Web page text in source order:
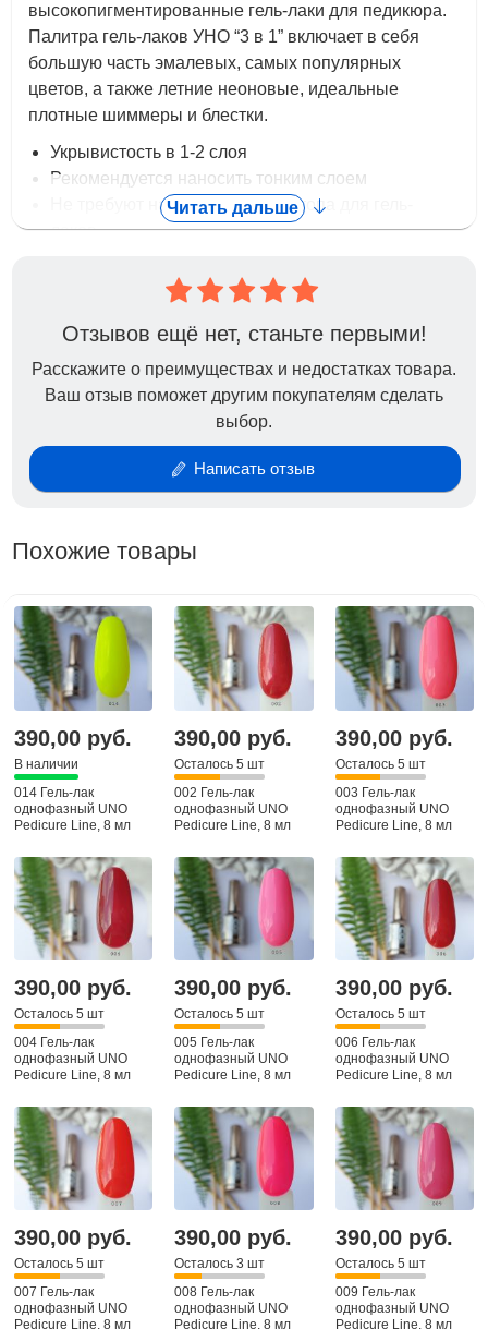
высокопигментированные гель-лаки для педикюра.
Палитра гель-лаков УНО “3 в 1” включает в себя
большую часть эмалевых, самых популярных
цветов, а также летние неоновые, идеальные
плотные шиммеры и блестки.
Укрывистость в 1-2 слоя
Рекомендуется наносить тонким слоем
Не требуют нанесения базы и топа для гель-
лаков
использовать базу)
Значительно экономят время при создании
педикюра
Не имеют липкого слоя
Гель-лаки Uno Pedicure line обладают
повышенным, не тускнеющим глянцем
сколов и трещин
Не дают отслоек и не пачкаются в носке.
1 мин.
Читать дальше
Отзывов ещё нет, станьте первыми!
Расскажите о преимуществах и недостатках товара.
Ваш отзыв поможет другим покупателям сделать
выбор.
Написать отзыв
Похожие товары
390,00 руб.
В наличии
014 Гель-лак
однофазный UNO
Pedicure Line, 8 мл
390,00 руб.
Осталось 5 шт
002 Гель-лак
однофазный UNO
Pedicure Line, 8 мл
390,00 руб.
Осталось 5 шт
003 Гель-лак
однофазный UNO
Pedicure Line, 8 мл
390,00 руб.
Осталось 5 шт
004 Гель-лак
однофазный UNO
Pedicure Line, 8 мл
390,00 руб.
Осталось 5 шт
005 Гель-лак
однофазный UNO
Pedicure Line, 8 мл
390,00 руб.
Осталось 5 шт
006 Гель-лак
однофазный UNO
Pedicure Line, 8 мл
390,00 руб.
Осталось 5 шт
007 Гель-лак
однофазный UNO
Pedicure Line, 8 мл
390,00 руб.
Осталось 3 шт
008 Гель-лак
однофазный UNO
Pedicure Line, 8 мл
390,00 руб.
Осталось 5 шт
009 Гель-лак
однофазный UNO
Pedicure Line, 8 мл